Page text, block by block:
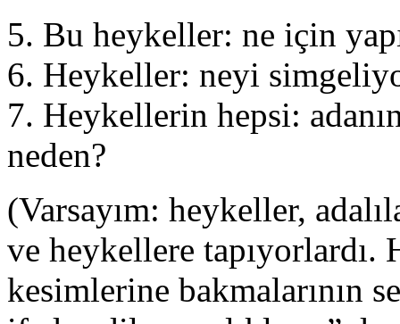
5. Bu heykeller: ne için
6. Heykeller: neyi
7. Heykellerin hepsi:
neden?
(Varsayım: heykeller,
ve heykellere tapıyorlardı.
kesimlerine bakmalarının